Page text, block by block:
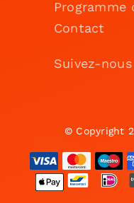
Programme
Contact
Suivez-
© Copyright